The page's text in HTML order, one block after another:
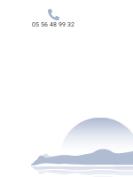
05 56 48 99 32